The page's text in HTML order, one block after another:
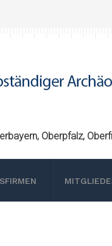
Oberpfalz,